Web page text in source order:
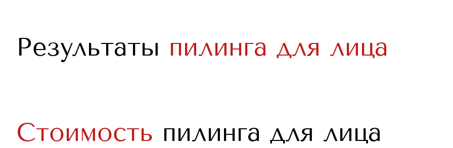
Результаты пилинга для лица
Стоимость пилинга для лица